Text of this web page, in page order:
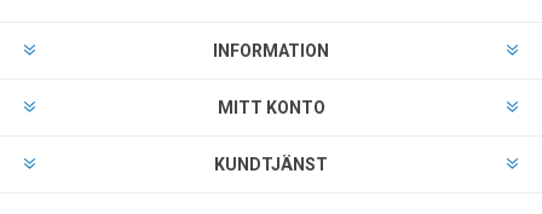
INFORMATION
MITT KONTO
KUNDTJÄNST